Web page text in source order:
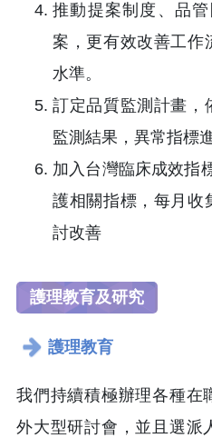
推動提案制度、品
案，更有效改善工作
水準。
訂定品質監測計畫，
監測結果，異常指標
加入台灣臨床成效指
護相關指標，每月收
討改善
護理教育及研究
護理教育
我們持續積極辦理各種在
外大型研討會，並且選派